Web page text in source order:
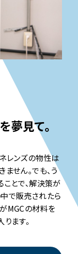
夢見て。
レンズの物性は
せん。でも、う
とで、解決策が
で販売されたら
MGCの材料を
ます。